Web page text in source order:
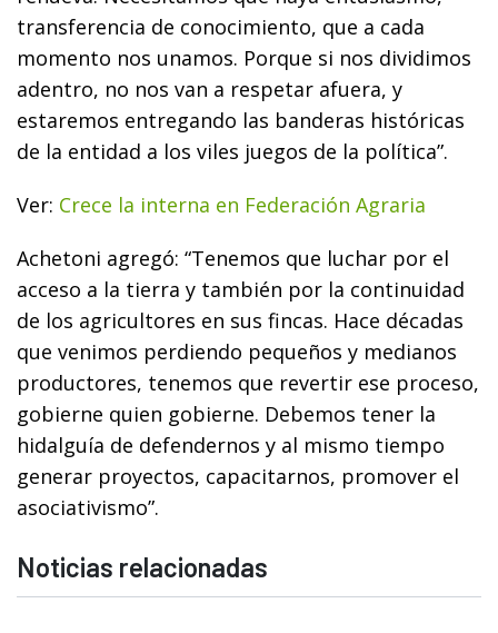
transferencia de conocimiento, que a cada
momento nos unamos. Porque si nos dividimos
adentro, no nos van a respetar afuera, y
estaremos entregando las banderas históricas
de la entidad a los viles juegos de la política”.
Ver: Crece la interna en Federación Agraria
Achetoni agregó: “Tenemos que luchar por el
acceso a la tierra y también por la continuidad
de los agricultores en sus fincas. Hace décadas
que venimos perdiendo pequeños y medianos
productores, tenemos que revertir ese proceso,
gobierne quien gobierne. Debemos tener la
hidalguía de defendernos y al mismo tiempo
generar proyectos, capacitarnos, promover el
asociativismo”.
Noticias relacionadas